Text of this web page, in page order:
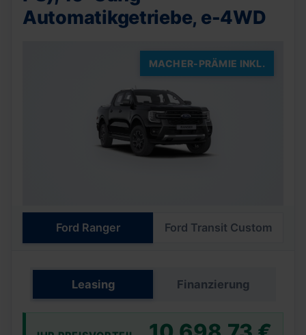
Automatikgetriebe, e-4WD
MACHER-PRÄMIE INKL.
Ford Ranger Ford Transit Custom
Leasing Finanzierung